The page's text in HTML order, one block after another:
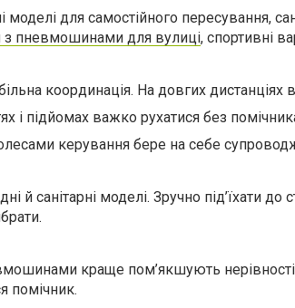
моделі для самостійного пересування,
з пневмошинами для вулиці, спортивні
координація. На довгих дистанціях
і підйомах важко рухатися без
керування бере на себе
й санітарні моделі. Зручно під’їхати до
краще пом’якшують
помічник.